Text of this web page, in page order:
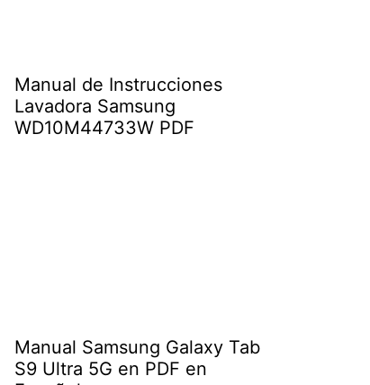
Manual de Instrucciones
Lavadora Samsung
WD10M44733W PDF
Manual Samsung Galaxy Tab
S9 Ultra 5G en PDF en